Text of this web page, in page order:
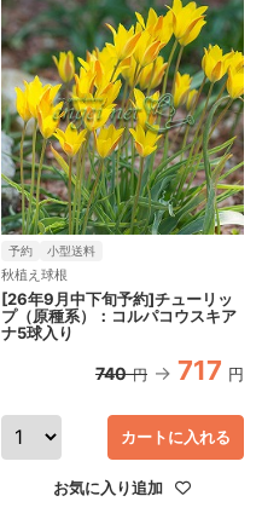
予約 小型送料
秋植え球根
[26年9月中下旬予約]チューリッ
プ（原種系）：コルパコウスキア
ナ5球入り
740 円 717 円
お気に入り追加
カートに入れる